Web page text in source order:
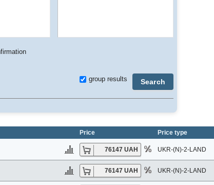
Search
group results
Price Price type
76147 UAH UKR-(N)-2-LAND
76147 UAH UKR-(N)-2-LAND